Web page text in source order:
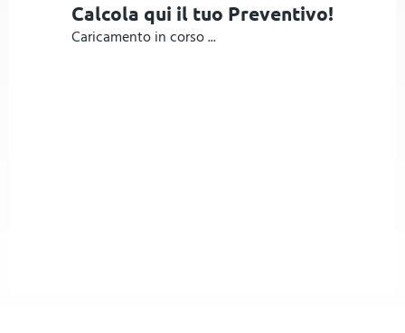
Calcola qui il tuo Preventivo!
Caricamento in corso ...